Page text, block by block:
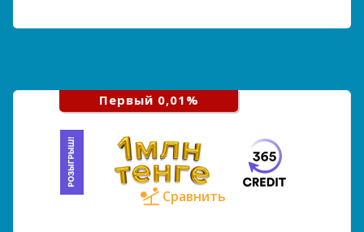
Первый 0,01%
Сравнить